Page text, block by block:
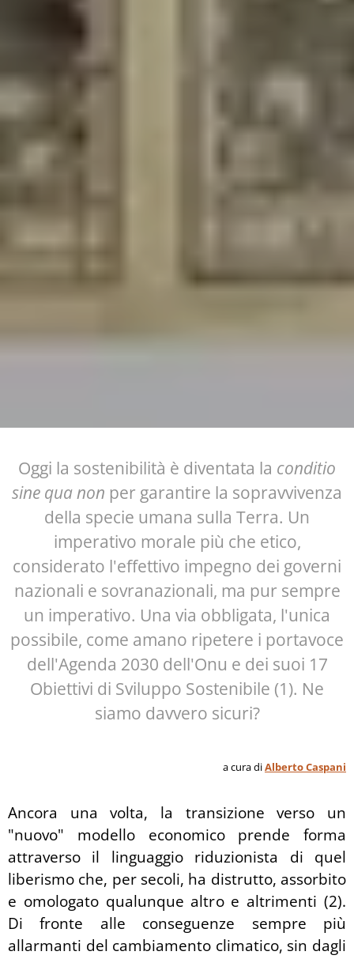
Oggi la sostenibilità è diventata la conditio
sine qua non per garantire la sopravvivenza
della specie umana sulla Terra. Un
imperativo morale più che etico,
considerato l'effettivo impegno dei governi
nazionali e sovranazionali, ma pur sempre
un imperativo. Una via obbligata, l'unica
possibile, come amano ripetere i portavoce
dell'Agenda 2030 dell'Onu e dei suoi 17
Obiettivi di Sviluppo Sostenibile (1). Ne
siamo davvero sicuri?
a cura diAlberto Caspani
Ancora una volta, la transizione verso un
"nuovo" modello economico prende forma
attraverso il linguaggio riduzionista di quel
liberismo che, per secoli, ha distrutto, assorbito
e omologato qualunque altro e altrimenti (2).
Di fronte alle conseguenze sempre più
allarmanti del cambiamento climatico, sin dagli